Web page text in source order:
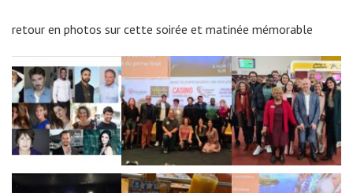
retour en photos sur cette soirée et matinée mémorable